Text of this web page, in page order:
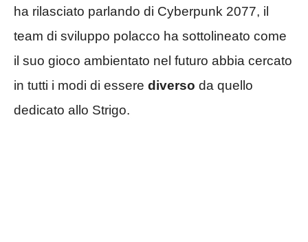
ha rilasciato parlando di Cyberpunk 2077, il
team di sviluppo polacco ha sottolineato come
il suo gioco ambientato nel futuro abbia cercato
in tutti i modi di essere diverso da quello
dedicato allo Strigo.